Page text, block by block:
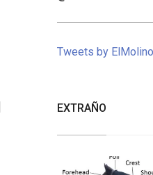
Tweets by
EXTRAÑO